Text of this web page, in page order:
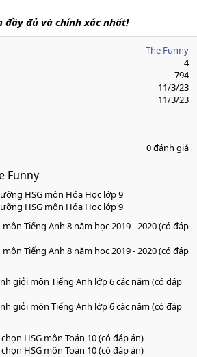
đầy đủ và chính xác nhất!
The Funny
4
794
11/3/23
11/3/23
0 đánh giá
Funny
HSG môn Hóa Học lớp 9
HSG môn Hóa Học lớp 9
Tiếng Anh 8 năm học 2019 - 2020 (có đáp
Tiếng Anh 8 năm học 2019 - 2020 (có đáp
giỏi môn Tiếng Anh lớp 6 các năm (có đáp
giỏi môn Tiếng Anh lớp 6 các năm (có đáp
HSG môn Toán 10 (có đáp án)
HSG môn Toán 10 (có đáp án)